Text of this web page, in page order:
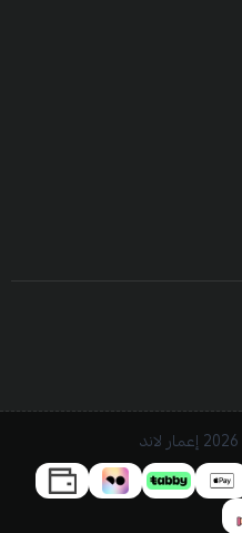
إعمار لاند